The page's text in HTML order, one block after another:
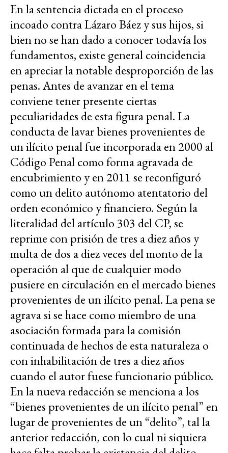
En la sentencia dictada en el proceso
incoado contra Lázaro Báez y sus hijos, si
bien no se han dado a conocer todavía los
fundamentos, existe general coincidencia
en apreciar la notable desproporción de las
penas. Antes de avanzar en el tema
conviene tener presente ciertas
peculiaridades de esta figura penal. La
conducta de lavar bienes provenientes de
un ilícito penal fue incorporada en 2000 al
Código Penal como forma agravada de
encubrimiento y en 2011 se reconfiguró
como un delito autónomo atentatorio del
orden económico y financiero. Según la
literalidad del artículo 303 del CP, se
reprime con prisión de tres a diez años y
multa de dos a diez veces del monto de la
operación al que de cualquier modo
pusiere en circulación en el mercado bienes
provenientes de un ilícito penal. La pena se
agrava si se hace como miembro de una
asociación formada para la comisión
continuada de hechos de esta naturaleza o
con inhabilitación de tres a diez años
cuando el autor fuese funcionario público.
En la nueva redacción se menciona a los
“bienes provenientes de un ilícito penal” en
lugar de provenientes de un “delito”, tal la
anterior redacción, con lo cual ni siquiera